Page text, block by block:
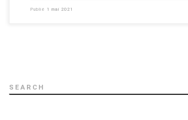
Publié 1 mai 2021
SEARCH